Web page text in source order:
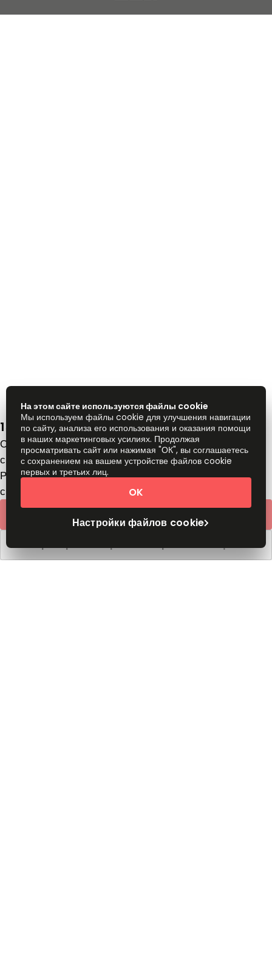
151, Bazhana street, 02137
Офисное помещение
с
UAH149 человек/месяц
Рабочие столы в коворкинге
с
Забронировать время обзорного посещения
На этом сайте используются файлы cookie
Мы используем файлы cookie для улучшения навигации
по сайту, анализа его использования и оказания помощи
в наших маркетинговых усилиях. Продолжая
просматривать сайт или нажимая "ОК", вы соглашаетесь
с сохранением на вашем устройстве файлов cookie
первых и третьих лиц.
Настройки файлов cookie
OK